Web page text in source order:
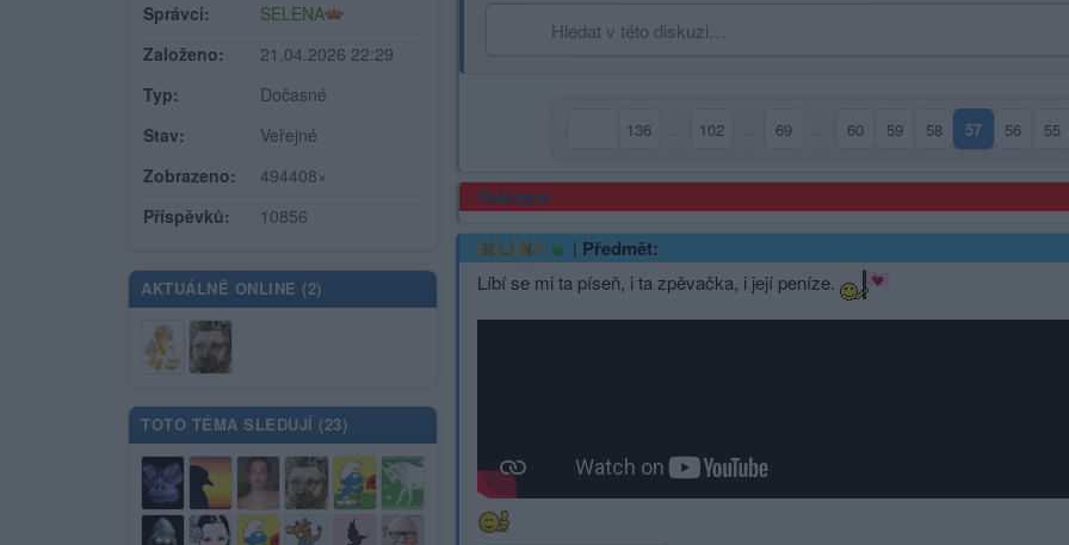
Správci:
SELENA
Založeno:
21.04.2026 22:29
Typ:
Dočasné
Stav:
Veřejné
Zobrazeno:
494408×
Příspěvků:
10856
AKTUÁLNĚ ONLINE (2)
TOTO TÉMA SLEDUJÍ (23)
136 102 69 60 59 58 57(aktuální
56 55
Reklama
SELENA | Předmět:
Líbí se mi ta píseň, i ta zpěvačka, i její peníze.